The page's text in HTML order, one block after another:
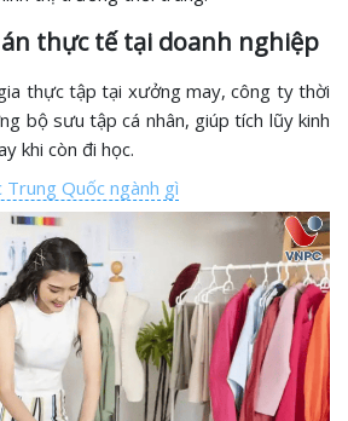
thực tế tại doanh nghiệp
thực tập tại xưởng may, công ty thời
bộ sưu tập cá nhân, giúp tích lũy kinh
khi còn đi học.
Trung Quốc ngành gì